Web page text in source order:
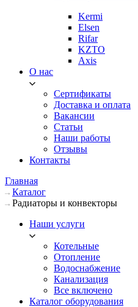
Kermi
Elsen
Rifar
KZTO
Axis
О нас
Сертификаты
Доставка и оплата
Вакансии
Статьи
Наши работы
Отзывы
Контакты
Главная
Каталог
Радиаторы и конвекторы
Наши услуги
Котельные
Отопление
Водоснабжение
Канализация
Все включено
Каталог оборудования